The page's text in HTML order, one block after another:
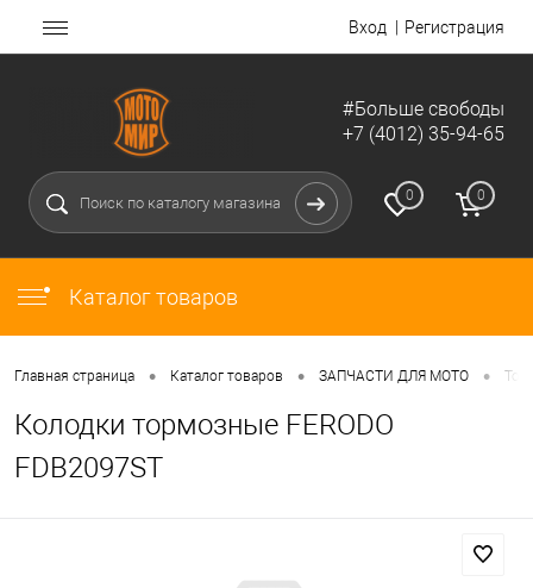
Вход Регистрация
#Больше свободы
+7 (4012) 35-94-65
0 0
Каталог товаров
Главная страница • Каталог товаров • ЗАПЧАСТИ ДЛЯ МОТО •
Колодки тормозные FERODO
FDB2097ST